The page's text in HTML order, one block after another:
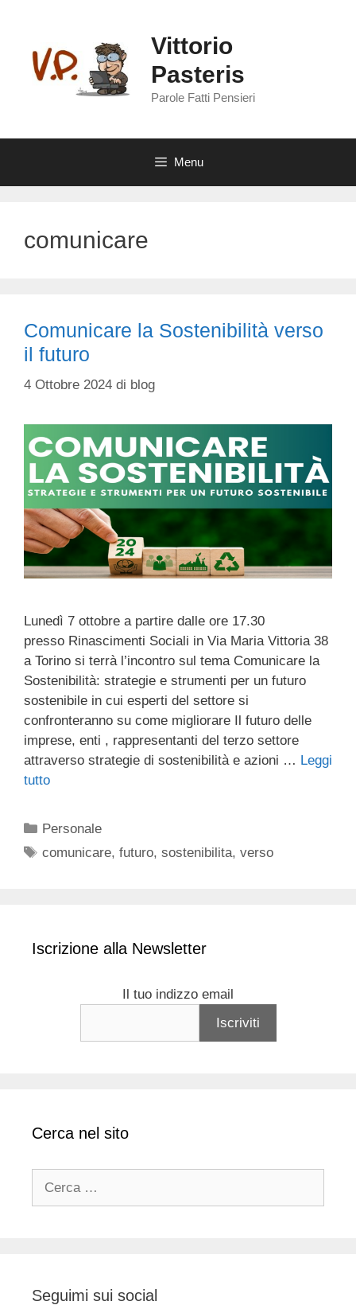
contenuto
Vittorio
Pasteris
Parole Fatti Pensieri
Menu
comunicare
Comunicare la Sostenibilità verso
il futuro
4 Ottobre 2024 di blog
Lunedì 7 ottobre a partire dalle ore 17.30
presso Rinascimenti Sociali in Via Maria Vittoria 38
a Torino si terrà l’incontro sul tema Comunicare la
Sostenibilità: strategie e strumenti per un futuro
sostenibile in cui esperti del settore si
confronteranno su come migliorare Il futuro delle
imprese, enti , rappresentanti del terzo settore
attraverso strategie di sostenibilità e azioni … Leggi
tutto
Categorie
Personale
Tag
comunicare,futuro,sostenibilita,verso
Iscrizione alla Newsletter
Il tuo indizzo email
Cerca nel sito
Seguimi sui social